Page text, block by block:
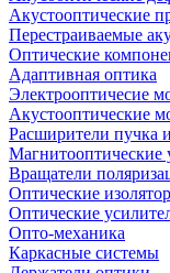
Акустооптические
Перестраиваемые
Оптические
Адаптивная оптика
Электрооптичесие
Акустооптические
Расширители пучка
Магнитооптические
Вращатели
Оптические
Оптические
Опто-механика
Каркасные системы